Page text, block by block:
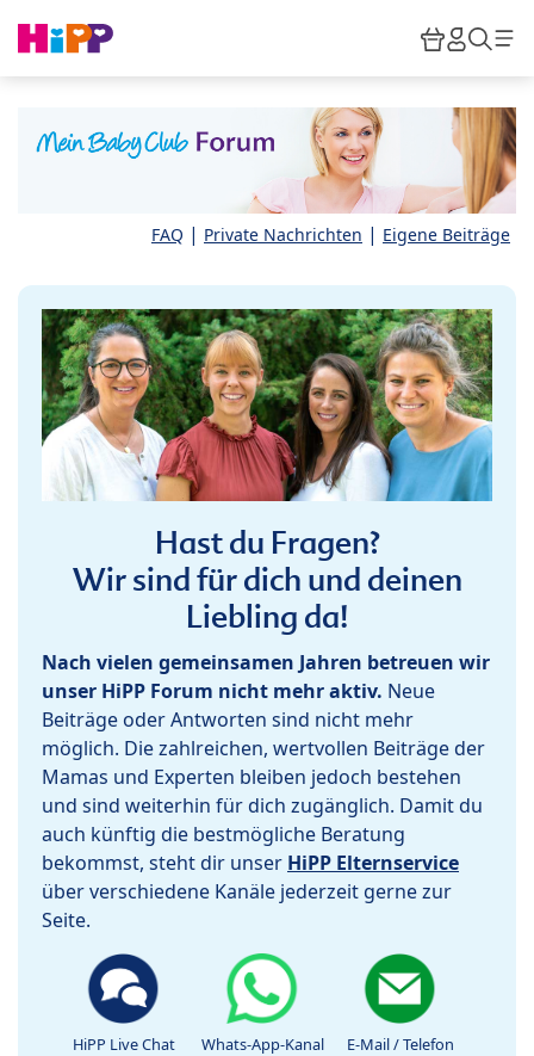
HiPP
FAQ | Private Nachrichten | Eigene Beiträge
Hast du Fragen?
Wir sind für dich und deinen
Liebling da!
Nach vielen gemeinsamen Jahren betreuen wir
unser HiPP Forum nicht mehr aktiv. Neue
Beiträge oder Antworten sind nicht mehr
möglich. Die zahlreichen, wertvollen Beiträge der
Mamas und Experten bleiben jedoch bestehen
und sind weiterhin für dich zugänglich. Damit du
auch künftig die bestmögliche Beratung
bekommst, steht dir unser HiPP Elternservice
über verschiedene Kanäle jederzeit gerne zur
Seite.
HiPP Live Chat Whats-App-Kanal E-Mail / Telefon